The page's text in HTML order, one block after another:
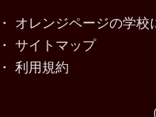
・ オレンジページの学校
・ サイトマップ
・ 利用規約